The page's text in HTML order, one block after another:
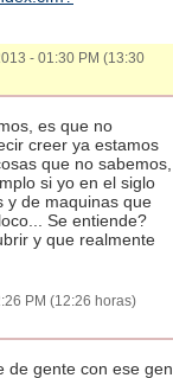
- 01:30 PM (13:30
es que no
creer ya estamos
que no sabemos,
si yo en el siglo
y de maquinas que
Se entiende?
y que realmente
PM (12:26 horas)
de gente con ese gen